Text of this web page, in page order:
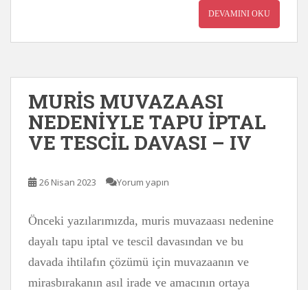
DEVAMINI OKU
MURİS MUVAZAASI
NEDENİYLE TAPU İPTAL
VE TESCİL DAVASI – IV
26 Nisan 2023 Yorum yapın
Önceki yazılarımızda, muris muvazaası nedenine
dayalı tapu iptal ve tescil davasından ve bu
davada ihtilafın çözümü için muvazaanın ve
mirasbırakanın asıl irade ve amacının ortaya